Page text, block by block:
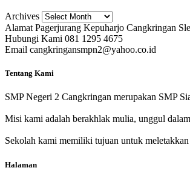
Archives
Alamat Pagerjurang Kepuharjo Cangkringan
Hubungi Kami 081 1295 4675
Email cangkringansmpn2@yahoo.co.id
Tentang Kami
SMP Negeri 2 Cangkringan merupakan SMP
Misi kami adalah berakhlak mulia, unggul
Sekolah kami memiliki tujuan untuk
Halaman